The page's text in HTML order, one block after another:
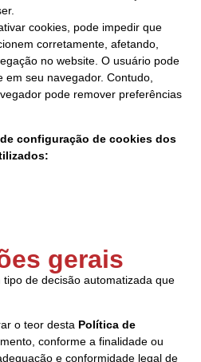
cookies, pode impedir que
corretamente, afetando,
no website. O usuário pode
seu navegador. Contudo,
pode remover preferências
configuração de cookies dos
gerais
de decisão automatizada que
o teor desta Política de
conforme a finalidade ou
e conformidade legal de